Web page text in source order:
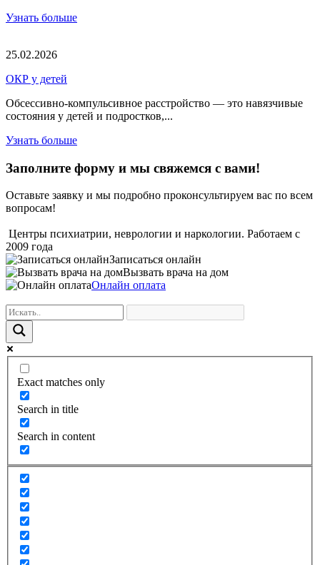
Узнать больше
25.02.2026
ОКР у детей
Обсессивно-компульсивное расстройство — это навязчивые
состояния у детей и подростков,...
Узнать больше
Заполните форму и мы свяжемся с вами!
Оставьте заявку и мы подробно проконсультируем вас по всем
вопросам!
Центры психиатрии, неврологии и наркологии. Работаем с
2009 года
Записаться онлайн
Вызвать врача на дом
Онлайн оплата
Exact matches only
Search in title
Search in content